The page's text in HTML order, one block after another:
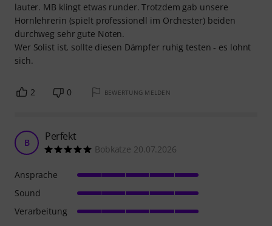
lauter. MB klingt etwas runder. Trotzdem gab unsere
Hornlehrerin (spielt professionell im Orchester) beiden
durchweg sehr gute Noten.
Wer Solist ist, sollte diesen Dämpfer ruhig testen - es lohnt
sich.
2 0 BEWERTUNG MELDEN
B Perfekt
Bobkatze 20.07.2026
Ansprache
Sound
Verarbeitung